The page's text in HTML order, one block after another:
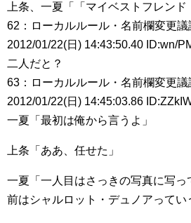
上条、一夏「「マイベストフレンド
62：ローカルルール・名前欄変更議
2012/01/22(日) 14:43:50.40 ID:wn/
二人だと？
63：ローカルルール・名前欄変更議
2012/01/22(日) 14:45:03.86
一夏「最初は俺から言うよ」
上条「ああ、任せた」
一夏「一人目はさっきの写真に写っ
前はシャルロット・デュノアってい